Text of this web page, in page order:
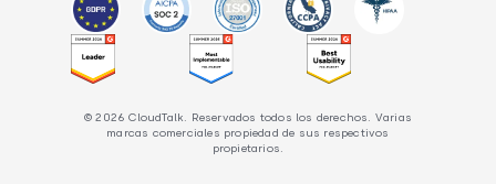
© 2026 CloudTalk. Reservados todos los derechos. Varias
marcas comerciales propiedad de sus respectivos
propietarios.